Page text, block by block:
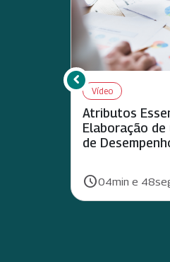
Vídeo
Atributos
Elaboração de
de
Duração:
schedule04min e
Rolar para esquerda
chevron_left